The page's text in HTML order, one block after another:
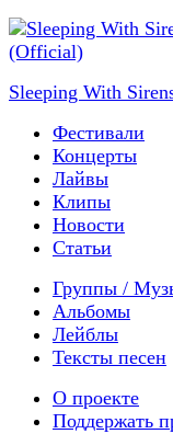
Sleeping With
Фестивали
Концерты
Лайвы
Клипы
Новости
Статьи
Группы /
Альбомы
Лейблы
Тексты песен
О проекте
Поддержать